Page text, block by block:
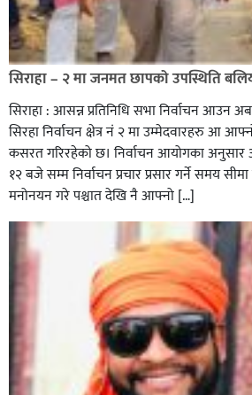
सिराहा – २ मा जनमत छापको उपस्थिति
सिराहा : आसन्न प्रतिनिधि सभा निर्वाचन आउन
सिरहा निर्वाचन क्षेत्र नं २ मा उम्मेदवारहरु आ
कसरत गरिरहेको छ। निर्वाचन आयोगका
१२ बजे सम्म निर्वाचन प्रचार प्रसार गर्ने समय
मनोनयन गरे पश्चात देखि नै आफ्नो […]